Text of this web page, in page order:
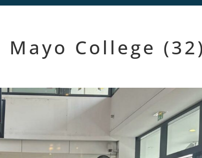
College (32)